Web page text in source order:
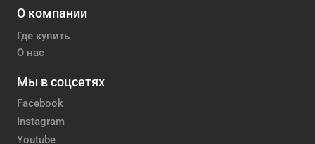
О компании
Где купить
О нас
Мы в соцсетях
Facebook
Instagram
Youtube